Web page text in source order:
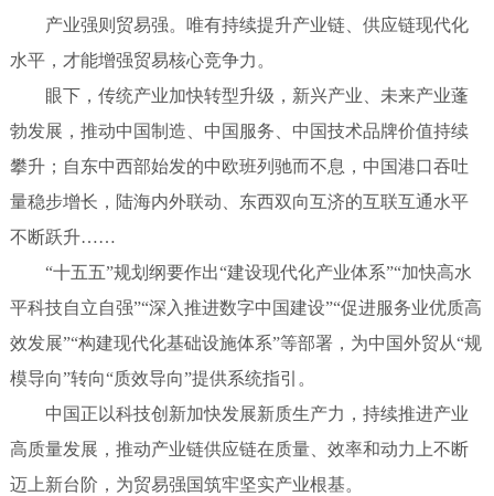
产业强则贸易强。唯有持续提升产业链、供应链现代化
水平，才能增强贸易核心竞争力。
眼下，传统产业加快转型升级，新兴产业、未来产业蓬
勃发展，推动中国制造、中国服务、中国技术品牌价值持续
攀升；自东中西部始发的中欧班列驰而不息，中国港口吞吐
量稳步增长，陆海内外联动、东西双向互济的互联互通水平
不断跃升……
“十五五”规划纲要作出“建设现代化产业体系”“加快高水
平科技自立自强”“深入推进数字中国建设”“促进服务业优质高
效发展”“构建现代化基础设施体系”等部署，为中国外贸从“规
模导向”转向“质效导向”提供系统指引。
中国正以科技创新加快发展新质生产力，持续推进产业
高质量发展，推动产业链供应链在质量、效率和动力上不断
迈上新台阶，为贸易强国筑牢坚实产业根基。